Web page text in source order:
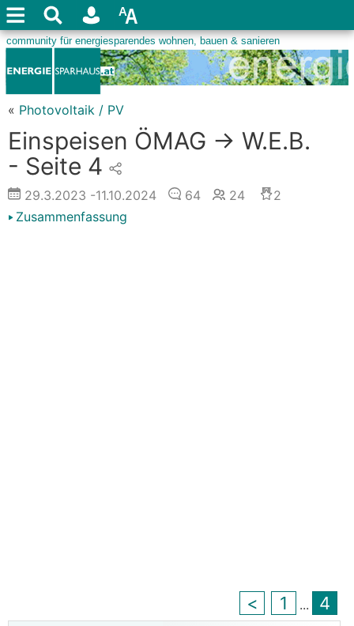
« Photovoltaik / PV
Einspeisen ÖMAG -> W.E.B.
- Seite 4
29.3.2023 -11.10.2024 64 24
2
Zusammenfassung
< 1 ... 4